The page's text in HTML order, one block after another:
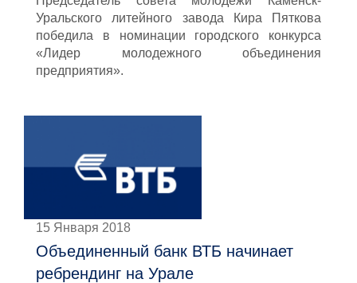
Уральского литейного завода Кира Пяткова
победила в номинации городского конкурса
«Лидер молодежного объединения
предприятия».
15 Января 2018
Объединенный банк ВТБ начинает
ребрендинг на Урале